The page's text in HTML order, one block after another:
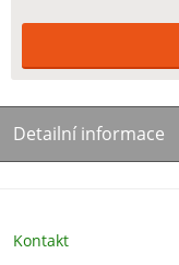
Detailní informace
Kontakt